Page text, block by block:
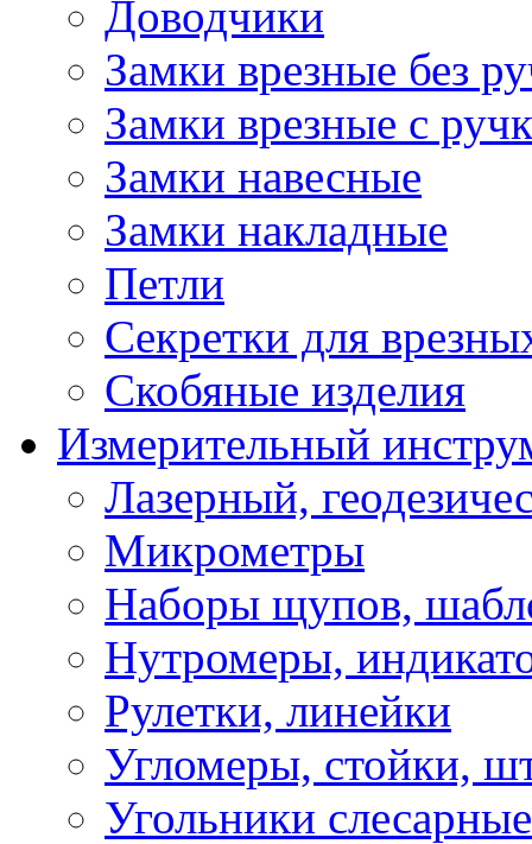
Доводчики
Замки врезные без
Замки врезные с
Замки навесные
Замки накладные
Петли
Секретки для
Скобяные изделия
Измерительный
Лазерный,
Микрометры
Наборы щупов,
Нутромеры,
Рулетки, линейки
Угломеры, стойки,
Угольники слесарные